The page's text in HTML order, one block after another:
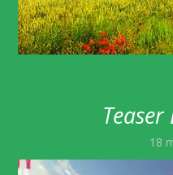
Teaser
18